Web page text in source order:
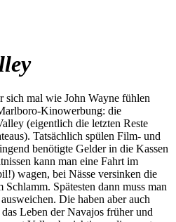
sich mal wie John Wayne fühlen
Kinowerbung: die
(eigentlich die letzten Reste
Tatsächlich spülen Film- und
benötigte Gelder in die Kassen
kann man eine Fahrt im
wagen, bei Nässe versinken die
Spätesten dann muss man
Die haben aber auch
Leben der Navajos früher und